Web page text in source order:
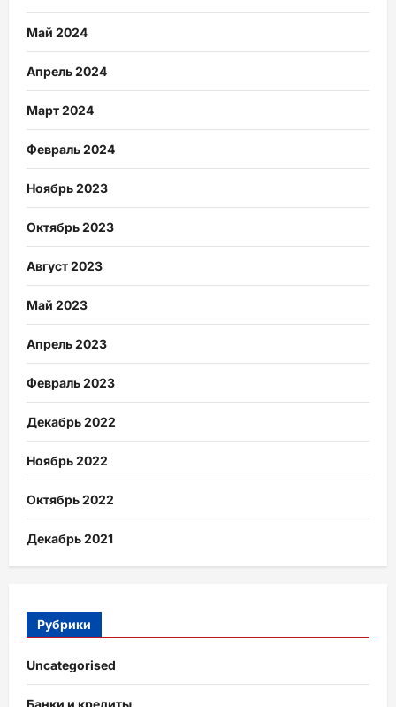
Май 2024
Апрель 2024
Март 2024
Февраль 2024
Ноябрь 2023
Октябрь 2023
Август 2023
Май 2023
Апрель 2023
Февраль 2023
Декабрь 2022
Ноябрь 2022
Октябрь 2022
Декабрь 2021
Рубрики
Uncategorised
Банки и кредиты